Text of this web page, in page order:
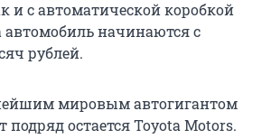
и с автоматической коробкой
начинаются с
рублей.
мировым автогигантом
подряд остается Toyota Motors.